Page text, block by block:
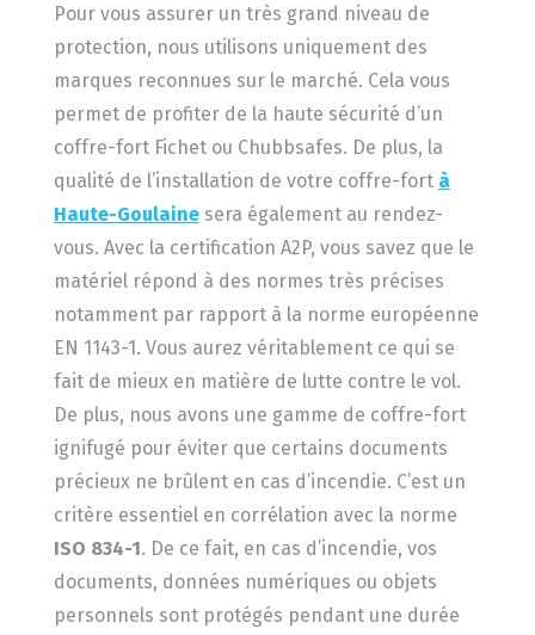
Pour vous assurer un très grand niveau de
protection, nous utilisons uniquement des
marques reconnues sur le marché. Cela vous
permet de profiter de la haute sécurité d’un
coffre-fort Fichet ou Chubbsafes. De plus, la
qualité de l’installation de votre coffre-fort à
Haute-Goulaine sera également au rendez-
vous. Avec la certification A2P, vous savez que le
matériel répond à des normes très précises
notamment par rapport à la norme européenne
EN 1143-1. Vous aurez véritablement ce qui se
fait de mieux en matière de lutte contre le vol.
De plus, nous avons une gamme de coffre-fort
ignifugé pour éviter que certains documents
précieux ne brûlent en cas d’incendie. C’est un
critère essentiel en corrélation avec la norme
ISO 834-1. De ce fait, en cas d’incendie, vos
documents, données numériques ou objets
personnels sont protégés pendant une durée